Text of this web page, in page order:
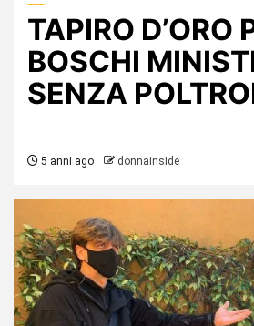
TAPIRO D’ORO
BOSCHI
SENZA
5 anni ago donnainside